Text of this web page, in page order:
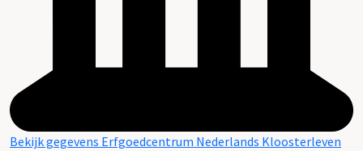
Bekijk gegevens Erfgoedcentrum Nederlands Kloosterleven